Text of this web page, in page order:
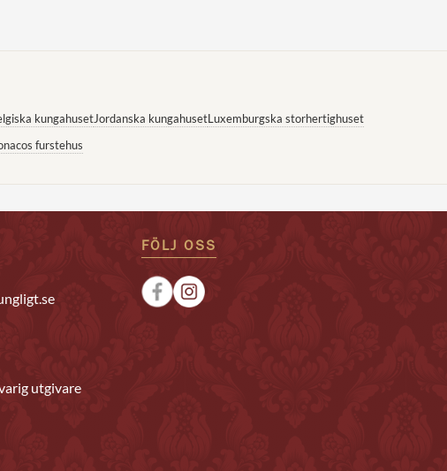
kungahusetJordanska kungahusetLuxemburgska storhertighuset
furstehus
utgivare
FÖLJ OSS